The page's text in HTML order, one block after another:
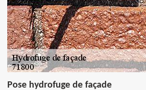
Pose hydrofuge de façade